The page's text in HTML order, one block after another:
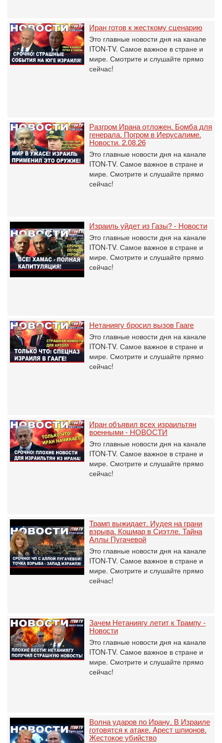
Иран готов к жесткому сценарию
Это главные новости дня на канале
ITON-TV. Самое важное в стране и
мире. Смотрите и слушайте прямо
сейчас!
Разгром Ирана отложен. Бомба для
генерала. Погром в Иерусалиме.
Новости. 2.08.26
Это главные новости дня на канале
ITON-TV. Самое важное в стране и
мире. Смотрите и слушайте прямо
сейчас!
Израиль уйдет из Газы? - Новости
Это главные новости дня на канале
ITON-TV. Самое важное в стране и
мире. Смотрите и слушайте прямо
сейчас!
Нетаниягу бросил вызов Гааге
Это главные новости дня на канале
ITON-TV. Самое важное в стране и
мире. Смотрите и слушайте прямо
сейчас!
Иран объявил всех израильтян
военными - НОВОСТИ
Это главные новости дня на канале
ITON-TV. Самое важное в стране и
мире. Смотрите и слушайте прямо
сейчас!
Трамп выжидает. Иудея на грани
взрыва. Кошмар в Сиэтле. Тайна
Аллы Пугачевой
Это главные новости дня на канале
ITON-TV. Самое важное в стране и
мире. Смотрите и слушайте прямо
сейчас!
Зачем Нетаниягу летит к Трампу -
Новости
Это главные новости дня на канале
ITON-TV. Самое важное в стране и
мире. Смотрите и слушайте прямо
сейчас!
Волна ударов по Ирану. В Израиле
готовятся к атаке. Арест шпионов.
Жестокое убийство